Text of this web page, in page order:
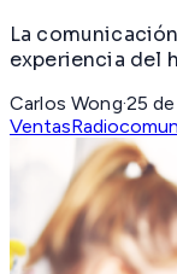
La
experiencia del
Carlos Wong·25
Ventas